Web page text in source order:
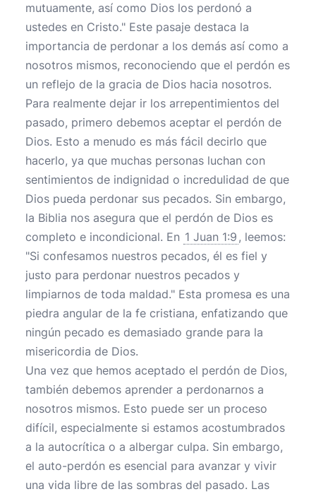
mutuamente, así como Dios los perdonó a
ustedes en Cristo." Este pasaje destaca la
importancia de perdonar a los demás así como a
nosotros mismos, reconociendo que el perdón es
un reflejo de la gracia de Dios hacia nosotros.
Para realmente dejar ir los arrepentimientos del
pasado, primero debemos aceptar el perdón de
Dios. Esto a menudo es más fácil decirlo que
hacerlo, ya que muchas personas luchan con
sentimientos de indignidad o incredulidad de que
Dios pueda perdonar sus pecados. Sin embargo,
la Biblia nos asegura que el perdón de Dios es
completo e incondicional. En 1 Juan 1:9 , leemos:
"Si confesamos nuestros pecados, él es fiel y
justo para perdonar nuestros pecados y
limpiarnos de toda maldad." Esta promesa es una
piedra angular de la fe cristiana, enfatizando que
ningún pecado es demasiado grande para la
misericordia de Dios.
Una vez que hemos aceptado el perdón de Dios,
también debemos aprender a perdonarnos a
nosotros mismos. Esto puede ser un proceso
difícil, especialmente si estamos acostumbrados
a la autocrítica o a albergar culpa. Sin embargo,
el auto-perdón es esencial para avanzar y vivir
una vida libre de las sombras del pasado. Las